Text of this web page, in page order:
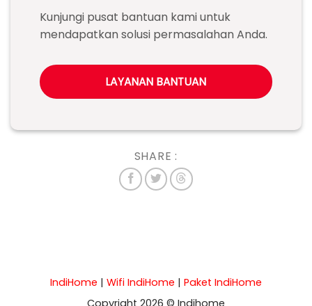
Kunjungi pusat bantuan kami untuk
mendapatkan solusi permasalahan Anda.
LAYANAN BANTUAN
SHARE :
IndiHome | Wifi IndiHome | Paket IndiHome